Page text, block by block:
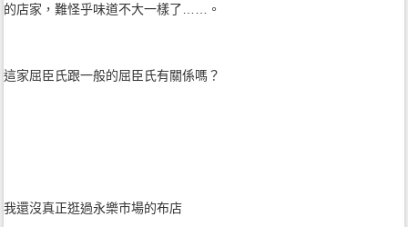
的店家，難怪乎味道不大一樣了……。
這家屈臣氏跟一般的屈臣氏有關係嗎？
我還沒真正逛過永樂市場的布店